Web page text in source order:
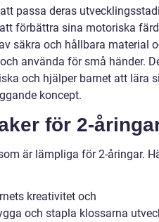
passa deras
förbättra sina motoriska
säkra och hållbara material
använda för små händer.
och hjälper barnet att lära
koncept.
för 2-
är lämpliga för 2-åringar.
kreativitet och
och stapla klossarna